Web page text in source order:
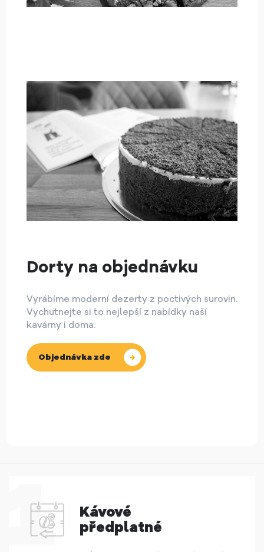
Dorty na objednávku
Vyrábíme moderní dezerty z poctivých surovin.
Vychutnejte si to nejlepší z nabídky naší
kavárny i doma.
Objednávka zde
Kávové
předplatné